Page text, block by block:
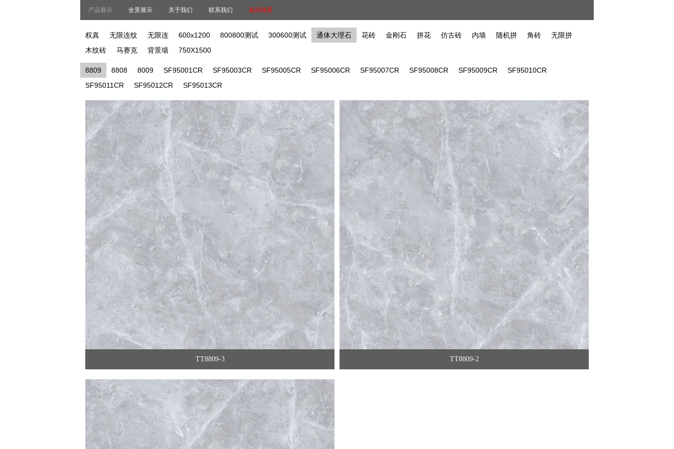
产品展示 全景展示 关于我们 联系我们 返回场景
权真 无限连纹 无限连 600x1200 800800测试 300600测试 通体大理石 花砖 金刚石 拼花 仿古砖 内墙 随机拼 角砖
无限拼
木纹砖
马赛克 背景墙 750X1500
8809 8808 8009 SF95001CR SF95003CR SF95005CR SF95006CR SF95007CR SF95008CR SF95009CR
SF95010CR
SF95011CR
SF95012CR SF95013CR
TT8809-3 TT8809-2